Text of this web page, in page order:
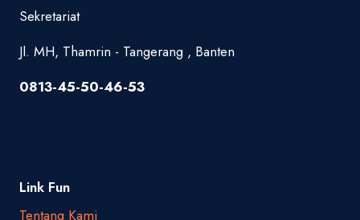
Sekretariat
Jl. MH, Thamrin - Tangerang , Banten
0813-45-50-46-53
Link Fun
Tentang Kami